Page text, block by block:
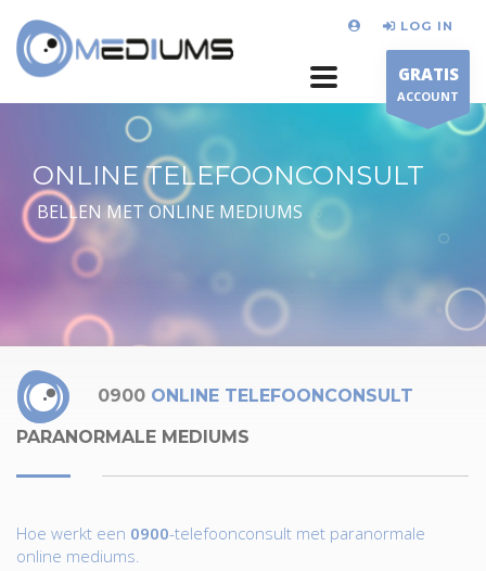
LOG IN
GRATIS
ACCOUNT
ONLINE TELEFOONCONSULT
BELLEN MET ONLINE MEDIUMS
0900 ONLINE TELEFOONCONSULT
PARANORMALE MEDIUMS
Hoe werkt een 0900-telefoonconsult met paranormale
online mediums.